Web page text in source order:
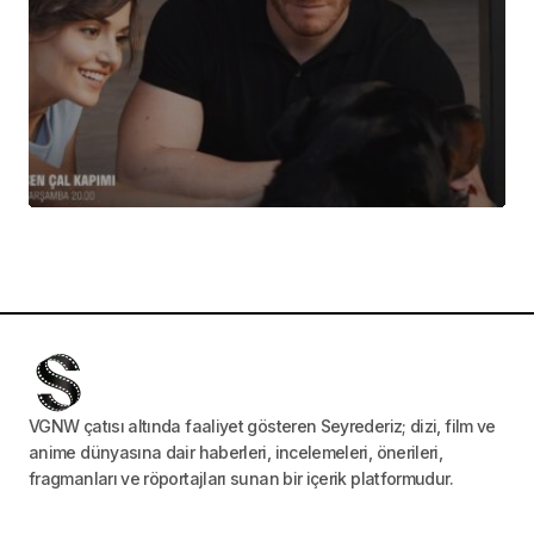
VGNW çatısı altında faaliyet gösteren Seyrederiz; dizi, film ve
anime dünyasına dair haberleri, incelemeleri, önerileri,
fragmanları ve röportajları sunan bir içerik platformudur.